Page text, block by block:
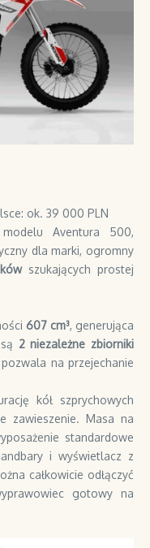
ok. 39 000 PLN
Aventura 500,
dla marki, ogromny
szukających prostej
607 cm³, generująca
2 niezależne zbiorniki
na przejechanie
kół szprychowych
zawieszenie. Masa na
standardowe
i wyświetlacz z
całkowicie odłączyć
gotowy na